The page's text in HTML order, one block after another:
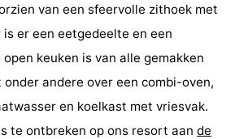
van een sfeervolle zithoek met
er een eetgedeelte en een
keuken is van alle gemakken
andere over een combi-oven,
en koelkast met vriesvak.
te ontbreken op ons resort aan de